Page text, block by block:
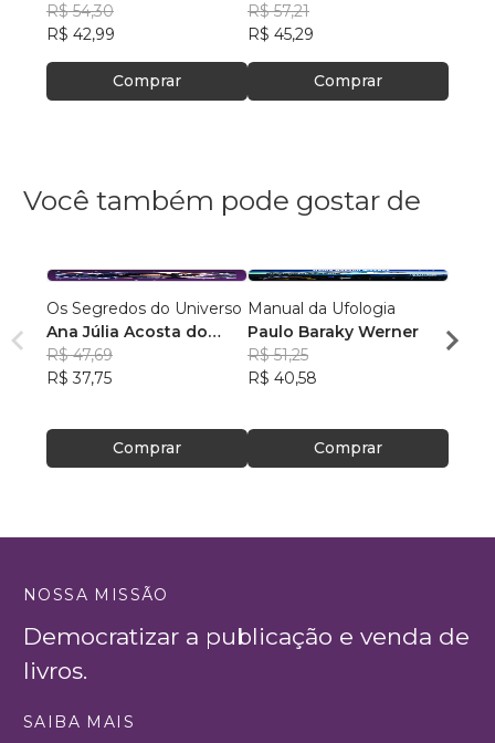
R$ 54,30
R$ 42,99
Comprar
R$ 57,21
R$ 45,29
Comprar
Você também pode gostar de
Os Segredos do Universo
Ana Júlia Acosta do
Nascimento
R$ 47,69
R$ 37,75
Comprar
Manual da Ufologia
Paulo Baraky Werner
R$ 51,25
R$ 40,58
Comprar
Vol. 2
NOSSA MISSÃO
Democratizar a publicação e venda de
livros.
SAIBA MAIS